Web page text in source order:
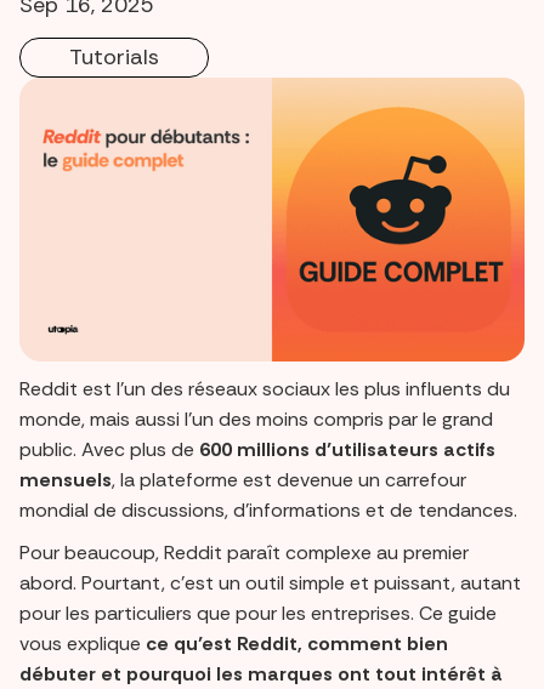
Tutorials
Reddit est l’un des réseaux sociaux les plus influents du
monde, mais aussi l’un des moins compris par le grand
public. Avec plus de 600 millions d’utilisateurs actifs
mensuels, la plateforme est devenue un carrefour
mondial de discussions, d’informations et de tendances.
Pour beaucoup, Reddit paraît complexe au premier
abord. Pourtant, c’est un outil simple et puissant, autant
pour les particuliers que pour les entreprises. Ce guide
vous explique ce qu’est Reddit, comment bien
débuter et pourquoi les marques ont tout intérêt à